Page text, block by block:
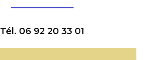
Tél. 06 92 20 33 01